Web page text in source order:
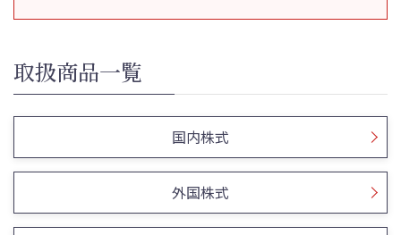
取扱商品一覧
国内株式
外国株式